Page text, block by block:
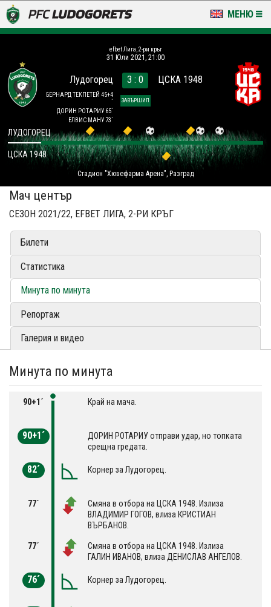
МЕНЮ
LUDOGORETS TV
НА ТЕРЕНА
КЛУБ
efbet Лига, 2-ри кръг
31 Юли 2021, 21:00
Лудогорец
БЕРНАРД ТЕКПЕТЕЙ 45+4
´
ДОРИН РОТАРИУ 65´
ЕЛВИС МАНУ 73´
3 : 0
ЗАВЪРШИЛ
ЦСКА 1948
Стадион "Хювефарма Арена", Разград
ЛУДОГОРЕЦ
ЦСКА 1948
Мач център
СЕЗОН 2021/22, EFBET ЛИГА, 2-РИ КРЪГ
Билети
Статистика
Минута по минута
Репортаж
Галерия и видео
Минута по минута
90+1´ Край на мача.
90+1´
ДОРИН РОТАРИУ отправи удар, но топката
срещна гредата.
82´ Корнер за Лудогорец.
77´
Смяна в отбора на ЦСКА 1948. Излиза
ВЛАДИМИР ГОГОВ, влиза КРИСТИАН
ВЪРБАНОВ.
77´
Смяна в отбора на ЦСКА 1948. Излиза
ГАЛИН ИВАНОВ, влиза ДЕНИСЛАВ АНГЕЛОВ.
76´ Корнер за Лудогорец.